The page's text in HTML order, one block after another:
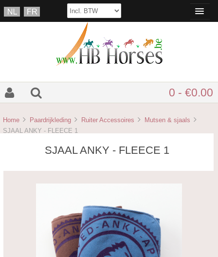
0 - €0.00
Home Paardrijkleding Ruiter Accessoires
Mutsen & sjaals
SJAAL ANKY - FLEECE 1
SJAAL ANKY - FLEECE 1